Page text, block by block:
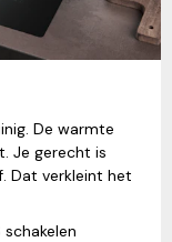
De warmte
Je gerecht is
Dat verkleint het
schakelen